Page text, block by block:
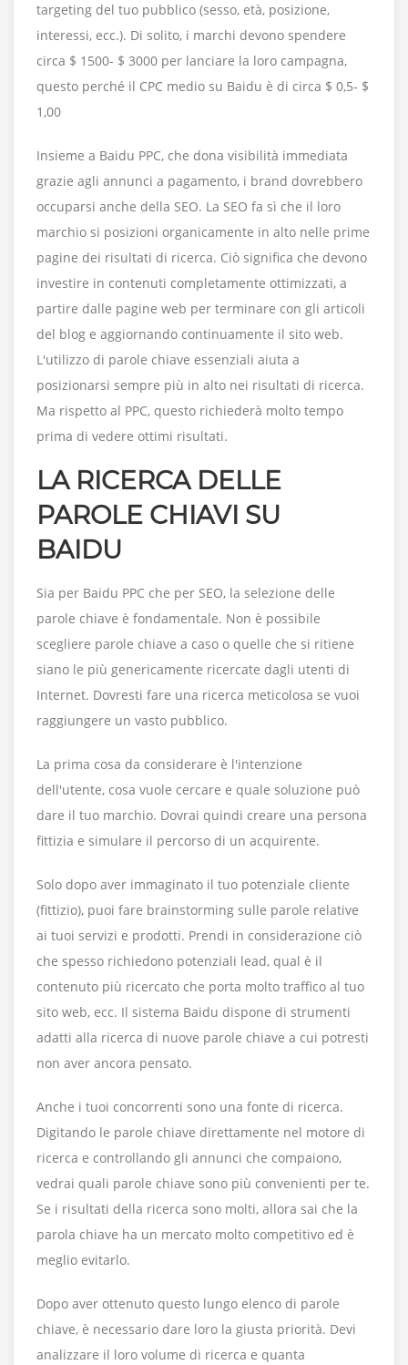
targeting del tuo pubblico (sesso, età, posizione,
interessi, ecc.). Di solito, i marchi devono spendere
circa $ 1500- $ 3000 per lanciare la loro campagna,
questo perché il CPC medio su Baidu è di circa $ 0,5- $
1,00
Insieme a Baidu PPC, che dona visibilità immediata
grazie agli annunci a pagamento, i brand dovrebbero
occuparsi anche della SEO. La SEO fa sì che il loro
marchio si posizioni organicamente in alto nelle prime
pagine dei risultati di ricerca. Ciò significa che devono
investire in contenuti completamente ottimizzati, a
partire dalle pagine web per terminare con gli articoli
del blog e aggiornando continuamente il sito web.
L'utilizzo di parole chiave essenziali aiuta a
posizionarsi sempre più in alto nei risultati di ricerca.
Ma rispetto al PPC, questo richiederà molto tempo
prima di vedere ottimi risultati.
LA RICERCA DELLE
PAROLE CHIAVI SU
BAIDU
Sia per Baidu PPC che per SEO, la selezione delle
parole chiave è fondamentale. Non è possibile
scegliere parole chiave a caso o quelle che si ritiene
siano le più genericamente ricercate dagli utenti di
Internet. Dovresti fare una ricerca meticolosa se vuoi
raggiungere un vasto pubblico.
La prima cosa da considerare è l'intenzione
dell'utente, cosa vuole cercare e quale soluzione può
dare il tuo marchio. Dovrai quindi creare una persona
fittizia e simulare il percorso di un acquirente.
Solo dopo aver immaginato il tuo potenziale cliente
(fittizio), puoi fare brainstorming sulle parole relative
ai tuoi servizi e prodotti. Prendi in considerazione ciò
che spesso richiedono potenziali lead, qual è il
contenuto più ricercato che porta molto traffico al tuo
sito web, ecc. Il sistema Baidu dispone di strumenti
adatti alla ricerca di nuove parole chiave a cui potresti
non aver ancora pensato.
Anche i tuoi concorrenti sono una fonte di ricerca.
Digitando le parole chiave direttamente nel motore di
ricerca e controllando gli annunci che compaiono,
vedrai quali parole chiave sono più convenienti per te.
Se i risultati della ricerca sono molti, allora sai che la
parola chiave ha un mercato molto competitivo ed è
meglio evitarlo.
Dopo aver ottenuto questo lungo elenco di parole
chiave, è necessario dare loro la giusta priorità. Devi
analizzare il loro volume di ricerca e quanta